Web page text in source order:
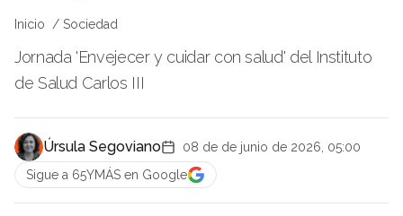
Inicio Sociedad
Jornada 'Envejecer y cuidar con salud' del Instituto
de Salud Carlos III
Úrsula Segoviano
08 de de junio de 2026, 05:00
Sigue a 65YMÁS en Google